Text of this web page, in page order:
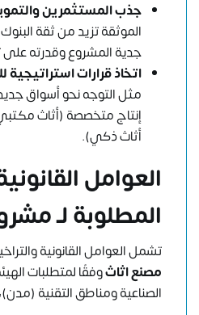
جذب المستثمرين
الموثقة تزيد من ثقة
جدية المشروع وقدرته على
اتخاذ قرارات
مثل التوجه نحو أسواق
إنتاج متخصصة (أثاث
أثاث ذكي).
العوامل
المطلوبة لـ
تشمل العوامل القانونية
مصنع اثاثوفقًا لمتطلبات
الصناعية ومناطق التقنية